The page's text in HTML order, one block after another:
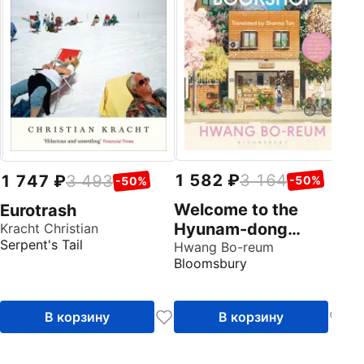
1 747 3 493 -50%
Eurotrash
Kracht Christian
Serpent's Tail
В корзину
1 582 3 164 -50%
Welcome to the
Hyunam-dong
Bookshop
Hwang Bo-reum
Bloomsbury
В корзину